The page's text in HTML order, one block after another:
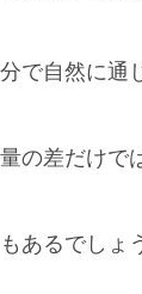
で自然に通
の差だけで
あるでしょ